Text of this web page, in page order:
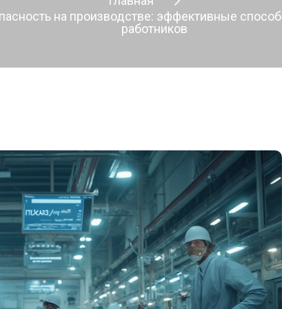
на производстве: эффективные
работников